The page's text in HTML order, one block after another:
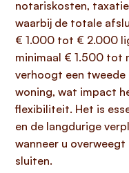
notariskosten,
waarbij de totale
€ 1.000 tot € 2.000
minimaal € 1.500 tot
verhoogt een
woning, wat impact
flexibiliteit. Het is
en de langdurige
wanneer u
sluiten.